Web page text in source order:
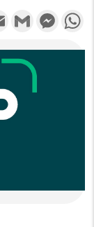
Email Gmail